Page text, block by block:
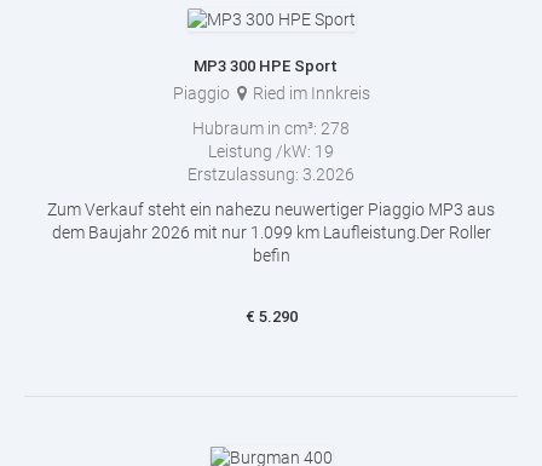
MP3 300 HPE Sport
Piaggio
Ried im Innkreis
Hubraum in cm³: 278
Leistung /kW: 19
Erstzulassung: 3.2026
Zum Verkauf steht ein nahezu neuwertiger Piaggio MP3 aus
dem Baujahr 2026 mit nur 1.099 km Laufleistung.Der Roller
befin
€ 5.290